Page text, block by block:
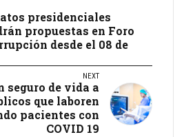
presidenciales
propuestas en Foro
desde el 08 de
NEXT
seguro de vida a
que laboren
pacientes con
COVID 19